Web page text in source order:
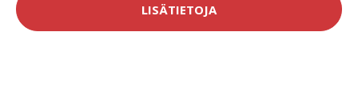
LISÄTIETOJA